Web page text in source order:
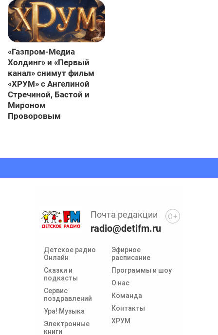
«Газпром-Медиа
Холдинг» и «Первый
канал» снимут фильм
«ХРУМ» с Ангелиной
Стречиной, Бастой и
Мироном
Проворовым
Детское радио
Онлайн
Сказки и
подкасты
Сервис
поздравлений
Ура! Музыка
Электронные
книги
Эфирное
расписание
Программы и шоу
О нас
Команда
Контакты
ХРУМ
Почта редакции
radio@detifm.ru
0+